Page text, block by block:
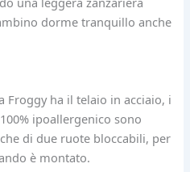
dorme tranquillo anche
ha il telaio in acciaio, i
ipoallergenico sono
di due ruote bloccabili, per
è montato.